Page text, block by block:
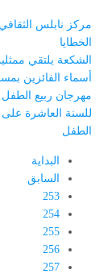
مركز نابلس
الخطايا
الشكعة يلتقي
أسماء الفائزين
مهرجان ربيع الطفل
للسنة العاشرة على
الطفل
البداية
السابق
253
254
255
256
257